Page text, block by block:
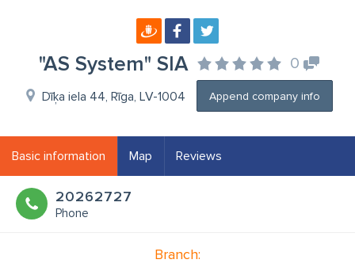
"AS System" SIA 0
Dīķa iela 44, Rīga, LV-1004 Append company info
Basic information Map Reviews
20262727
Phone
Branch: